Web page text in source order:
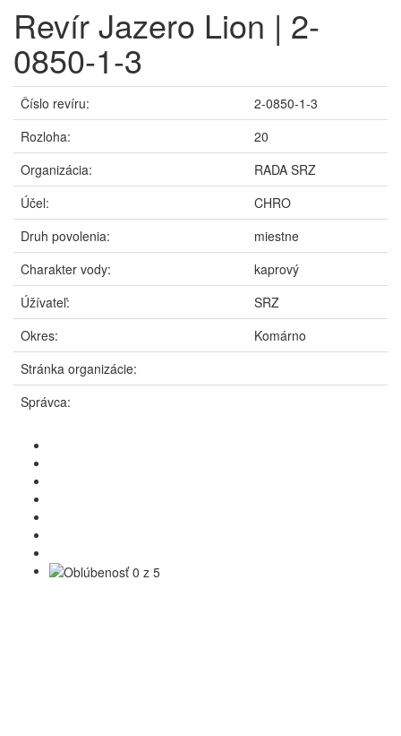
Revír Jazero Lion | 2-
0850-1-3
Číslo revíru:
2-0850-1-3
Rozloha:
20
Organizácia:
RADA SRZ
Účel:
CHRO
Druh povolenia:
miestne
Charakter vody:
kaprový
Úžívateľ:
SRZ
Okres:
Komárno
Stránka organizácie:
Správca: